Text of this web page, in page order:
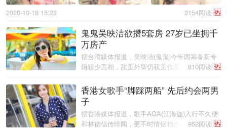
热
3154阅读
2020-10-18 15:23
鬼鬼吴映洁欲攒5套房 27岁已坐拥千
万房产
热
810阅读
据台湾媒体报道，吴映洁(鬼鬼)今年因筹备新专
辑较少亮相，甜美外型仍获美妆及鞋款邀约代
她，日前将近年拍戏收入，投资买了间台北市约
82平米的房子。她虽年仅27岁，却已坐 ...
香港女歌手“脚踩两船” 先后约会两男
子
热
952阅读
据香港媒体报道，歌手AGA(江海迦)入行不久便
和林德信传绯闻，更不时情侣档合作。